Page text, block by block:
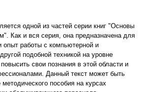
одной из частей серии книг "Основы
Как и вся серия, она предназначена для
работы с компьютерной и
подобной техникой на уровне
свои познания в этой области и
Данный текст может быть
пособия на курсах